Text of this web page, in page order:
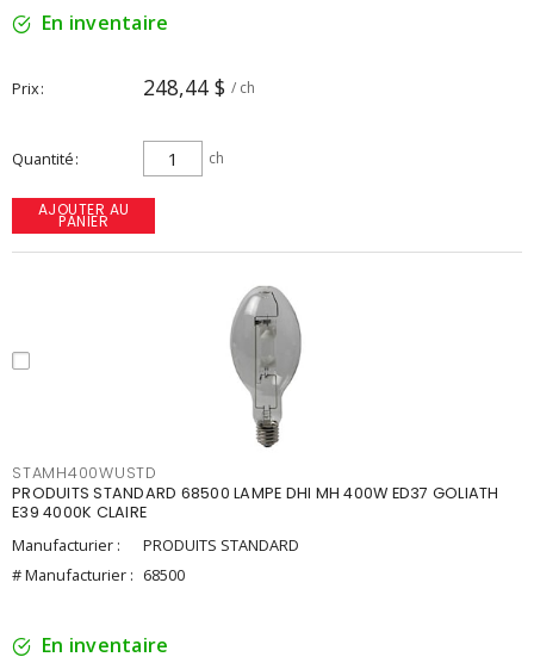
En inventaire
Prix 248,44 $ / ch
Quantité ch
AJOUTER AU
PANIER
STAMH400WUSTD
PRODUITS STANDARD 68500 LAMPE DHI MH 400W ED37 GOLIATH
E39 4000K CLAIRE
Manufacturier :
PRODUITS STANDARD
# Manufacturier : 68500
En inventaire